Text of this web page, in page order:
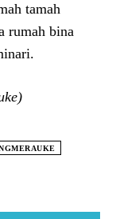
tamah
rumah bina